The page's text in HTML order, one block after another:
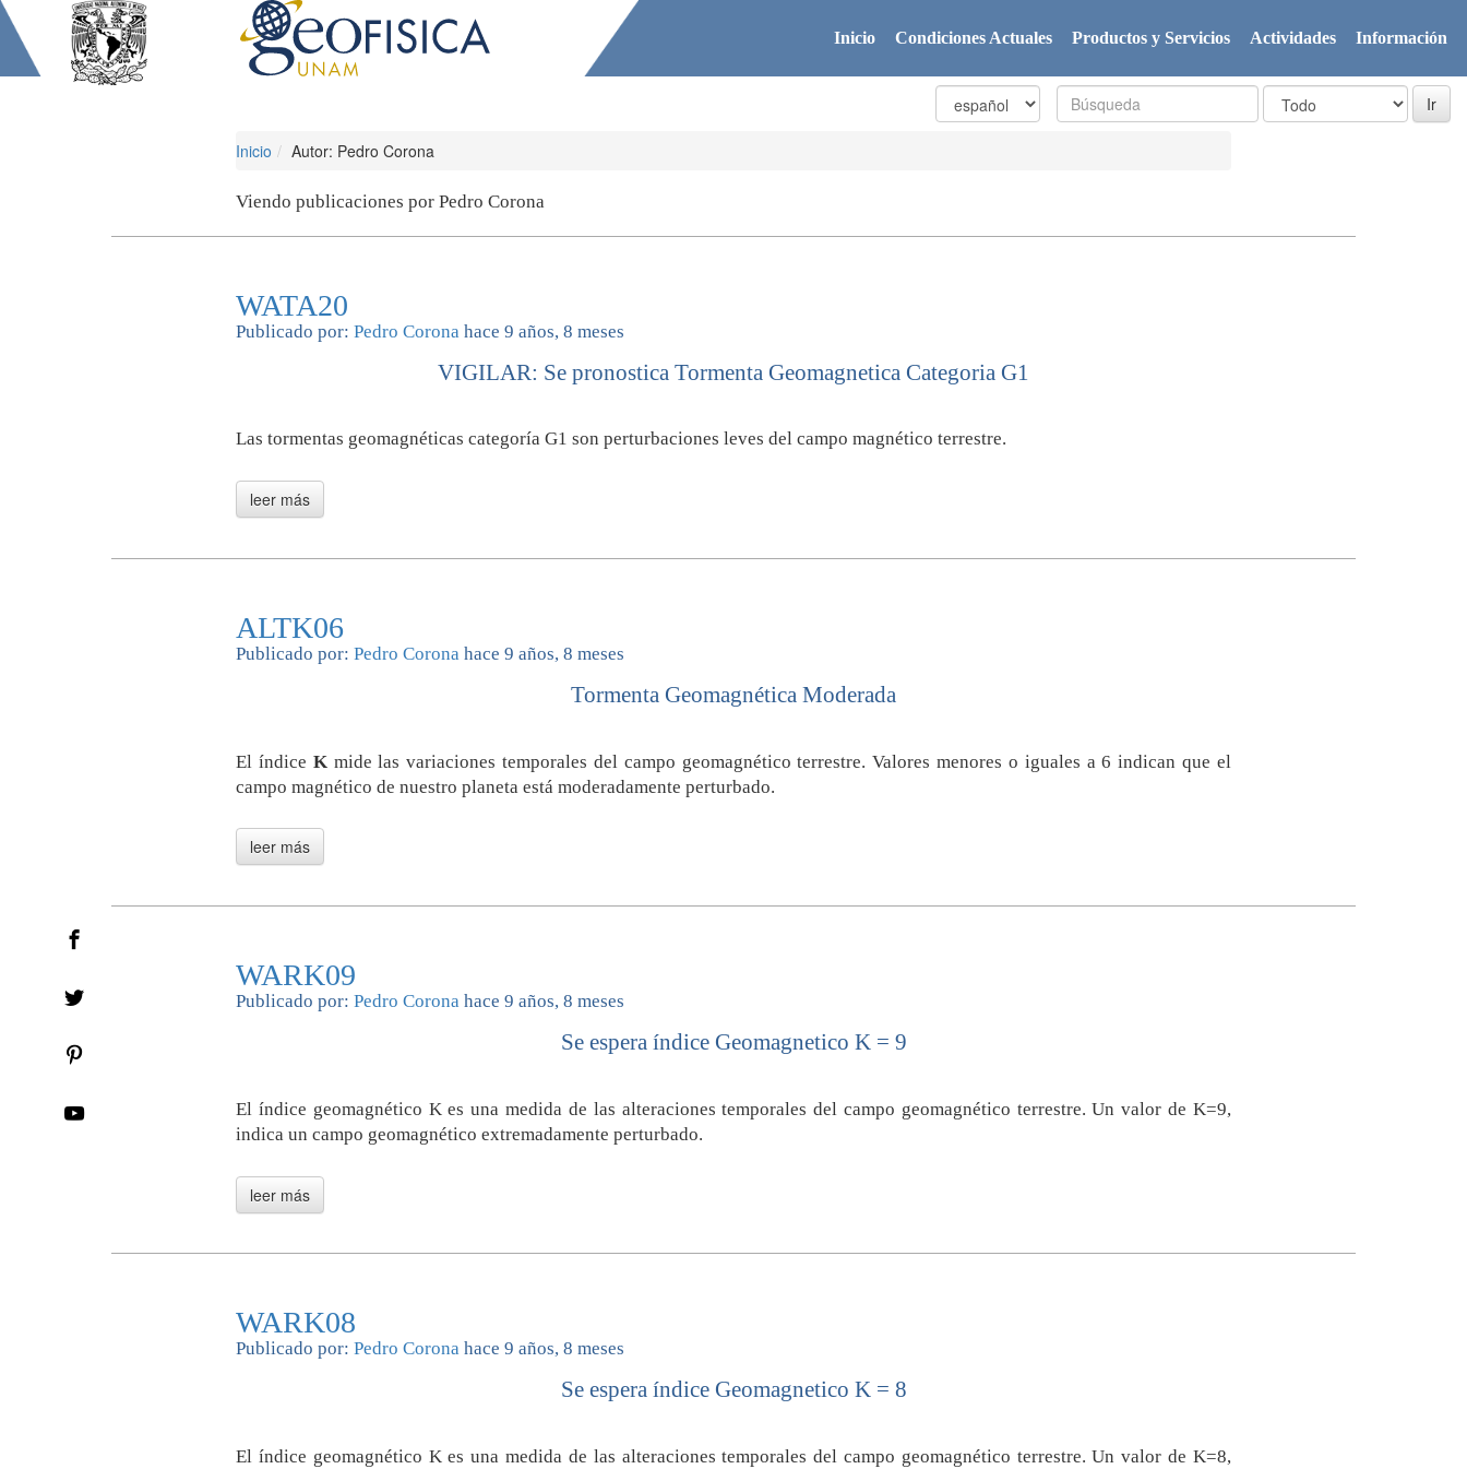
Inicio Condiciones Actuales Productos y Servicios Actividades Información
Inicio Autor: Pedro Corona
Viendo publicaciones por Pedro Corona
WATA20
Publicado por: Pedro Corona hace 9 años, 8 meses
VIGILAR: Se pronostica Tormenta Geomagnetica Categoria G1
Las tormentas geomagnéticas categoría G1 son perturbaciones leves del campo magnético terrestre.
ALTK06
Publicado por: Pedro Corona hace 9 años, 8 meses
Tormenta Geomagnética Moderada
El índice Kmide las variaciones temporales del campo geomagnético terrestre. Valores menores o iguales a 6 indican que el
campo magnético de nuestro planeta está moderadamente perturbado.
WARK09
Publicado por: Pedro Corona hace 9 años, 8 meses
Se espera índice Geomagnetico K = 9
El índice geomagnético K es una medida de las alteraciones temporales del campo geomagnético terrestre. Un valor de K=9,
indica un campo geomagnético extremadamente perturbado.
WARK08
Publicado por: Pedro Corona hace 9 años, 8 meses
Se espera índice Geomagnetico K = 8
El índice geomagnético K es una medida de las alteraciones temporales del campo geomagnético terrestre. Un valor de K=8,